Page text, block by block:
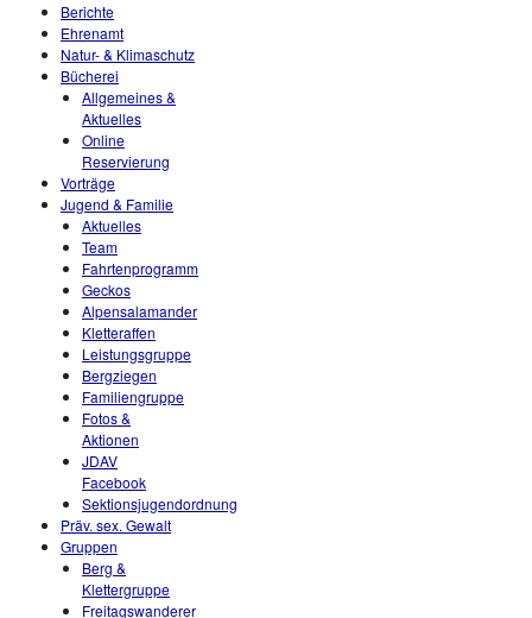
Berichte
Ehrenamt
Natur- & Klimaschutz
Bücherei
Allgemeines &
Aktuelles
Online
Reservierung
Vorträge
Jugend & Familie
Aktuelles
Team
Fahrtenprogramm
Geckos
Alpensalamander
Kletteraffen
Leistungsgruppe
Bergziegen
Familiengruppe
Fotos &
Aktionen
JDAV
Facebook
Sektionsjugendordnung
Präv. sex. Gewalt
Gruppen
Berg &
Klettergruppe
Freitagswanderer